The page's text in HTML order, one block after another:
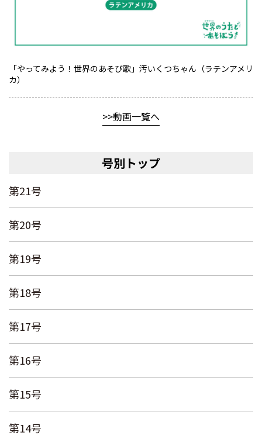
「やってみよう！世界のあそび歌」汚いくつちゃん（ラテンアメリ
カ）
動画一覧へ
号別トップ
第21号
第20号
第19号
第18号
第17号
第16号
第15号
第14号